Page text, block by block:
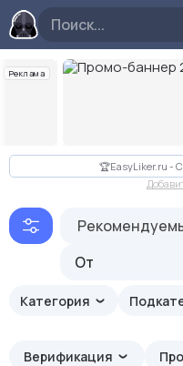
Реклама
Слайд 2 из 10
🏆EasyLiker.ru -
От
Категория
Верификация